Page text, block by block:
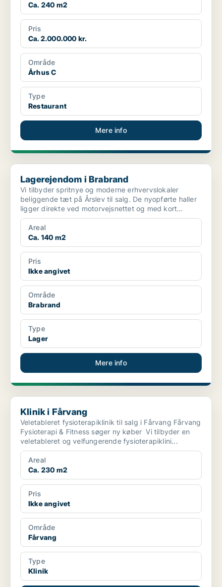
Ca. 240 m2
Pris
Ca. 2.000.000 kr.
Område
Århus C
Type
Restaurant
Mere info
Lagerejendom i Brabrand
Lagerejendom i Brabrand
Vi tilbyder spritnye og moderne erhvervslokaler
beliggende tæt på Årslev til salg. De nyopførte haller
ligger direkte ved motorvejsnettet og med kort
afstand...
Areal
Ca. 140 m2
Pris
Ikke angivet
Område
Brabrand
Type
Lager
Mere info
Klinik i Fårvang
Klinik i Fårvang
Veletableret fysioterapiklinik til salg i Fårvang Fårvang
Fysioterapi & Fitness søger ny køber Vi tilbyder en
veletableret og velfungerende fysioterapiklini...
Areal
Ca. 230 m2
Pris
Ikke angivet
Område
Fårvang
Type
Klinik